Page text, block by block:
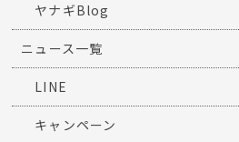
ヤナギBlog
ニュース一覧
LINE
キャンペーン